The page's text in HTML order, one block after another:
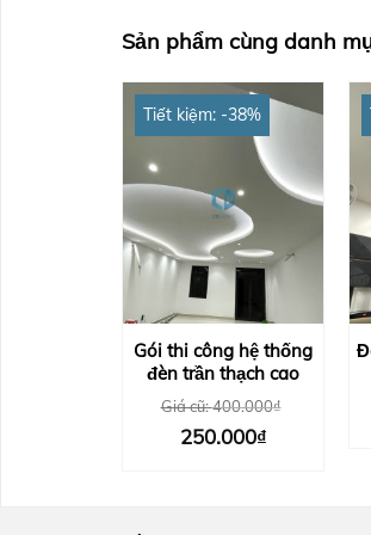
Sản phẩm cùng danh
Tiết kiệm: -38%
Gói thi công hệ thống
đèn trần thạch cao
Giá cũ:400.000₫
Giá
250.000₫Giá